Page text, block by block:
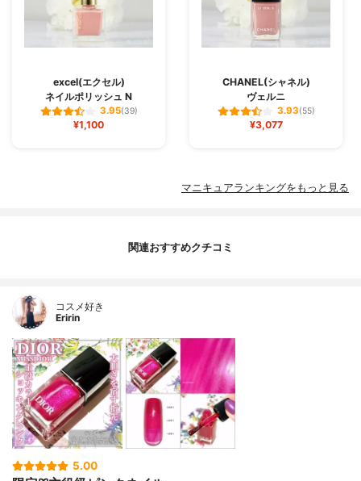
excel(エクセル)
ネイルポリッシュ N
3.95(39)
¥1,100
CHANEL(シャネル)
ヴェルニ
3.93(55)
¥3,077
マニキュアランキングをもっと見る
関連おすすめクチコミ
コスメ好き
Eririn
5.00